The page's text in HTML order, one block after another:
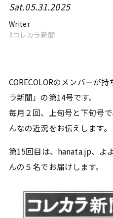
Sat.05.31.2025
Writer
コレカラ新聞
CORECOLORのメンバーが
ラ新聞」の第14号です。
毎月２回、上旬号と下旬号
んなの近況をお伝えします。
第15回目は、hanata.jp、よ
んの５名でお届けします。